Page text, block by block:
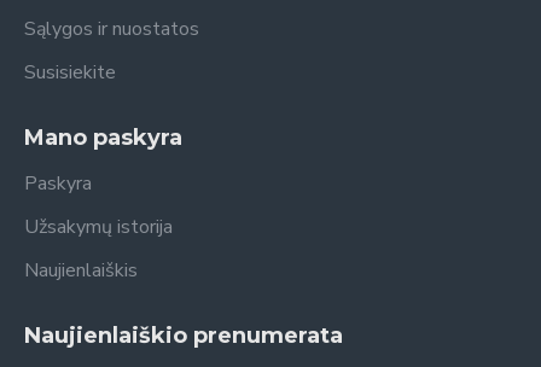
Sąlygos ir nuostatos
Susisiekite
Mano paskyra
Paskyra
Užsakymų istorija
Naujienlaiškis
Naujienlaiškio prenumerata